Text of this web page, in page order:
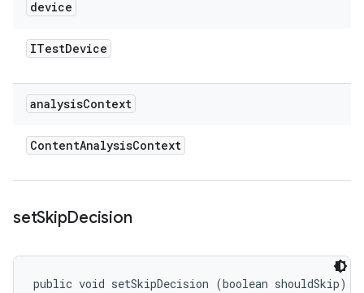
device
ITestDevice
analysisContext
ContentAnalysisContext
setSkipDecision
public void setSkipDecision (boolean shouldSkip)